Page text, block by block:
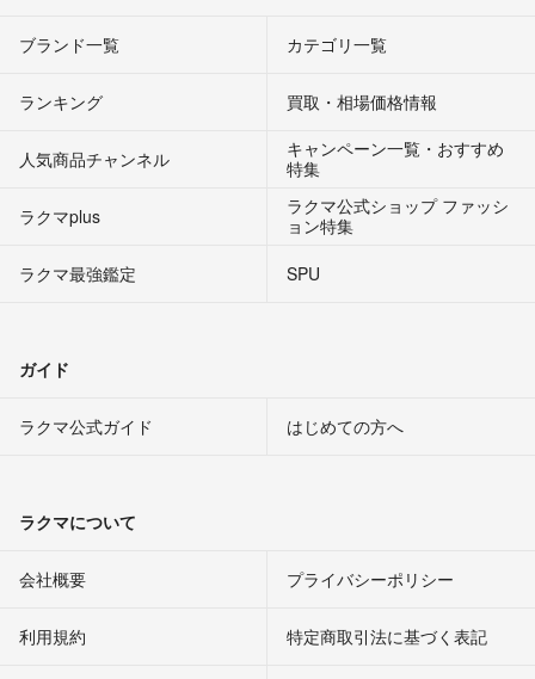
ブランド一覧 カテゴリ一覧
ランキング 買取・相場価格情報
人気商品チャンネル
キャンペーン一覧・おすすめ
特集
ラクマplus
ラクマ公式ショップ ファッシ
ョン特集
ラクマ最強鑑定
SPU
ガイド
ラクマ公式ガイド はじめての方へ
ラクマについて
会社概要 プライバシーポリシー
利用規約 特定商取引法に基づく表記